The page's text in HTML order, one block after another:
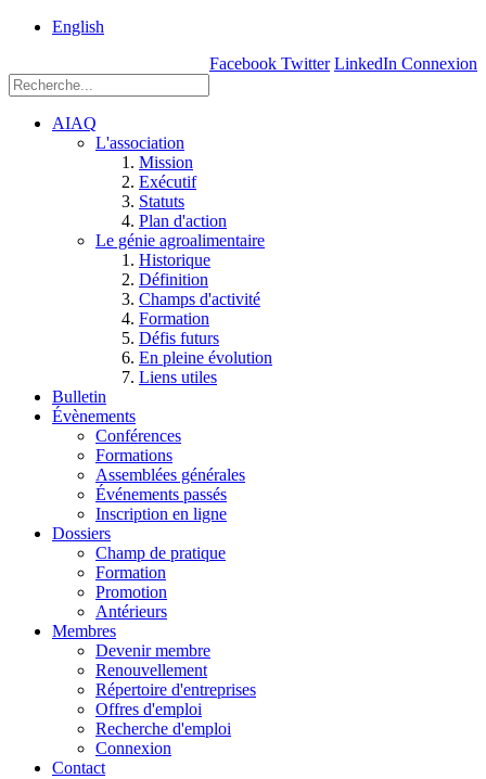
English
Facebook Twitter LinkedIn Connexion
AIAQ
L'association
Mission
Exécutif
Statuts
Plan d'action
Le génie agroalimentaire
Historique
Définition
Champs d'activité
Formation
Défis futurs
En pleine évolution
Liens utiles
Bulletin
Évènements
Conférences
Formations
Assemblées générales
Événements passés
Inscription en ligne
Dossiers
Champ de pratique
Formation
Promotion
Antérieurs
Membres
Devenir membre
Renouvellement
Répertoire d'entreprises
Offres d'emploi
Recherche d'emploi
Connexion
Contact
Einstein, Québec
G1P